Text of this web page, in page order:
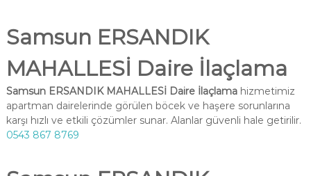
Samsun ERSANDIK
MAHALLESİ Daire İlaçlama
Samsun ERSANDIK MAHALLESİ Daire İlaçlamahizmetimiz
apartman dairelerinde görülen böcek ve haşere sorunlarına
karşı hızlı ve etkili çözümler sunar. Alanlar güvenli hale getirilir.
0543 867 8769